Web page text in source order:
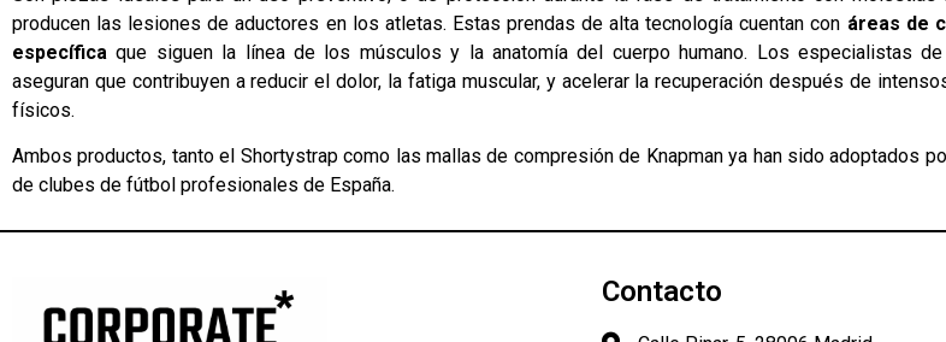
producen las lesiones de aductores en los atletas. Estas prendas de alta tecnología cuentan con áreas de
específicaque siguen la línea de los músculos y la anatomía del cuerpo humano. Los especialistas
aseguran que contribuyen a reducir el dolor, la fatiga muscular, y acelerar la recuperación después de
físicos.
Ambos productos, tanto el Shortystrap como las mallas de compresión de Knapman ya han sido adoptados
de clubes de fútbol profesionales de España.
Contacto